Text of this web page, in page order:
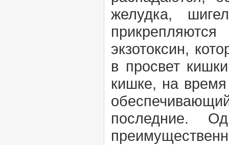
желудка,
экзотоксин,
в просвет
кишке, на
последние.